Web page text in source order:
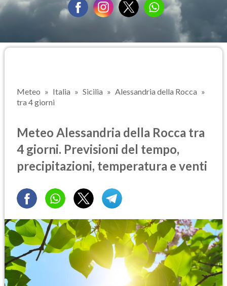
Meteo Italia Sicilia
Alessandria della Rocca
tra 4 giorni
Meteo Alessandria della Rocca tra
4 giorni. Previsioni del tempo,
precipitazioni, temperatura e venti